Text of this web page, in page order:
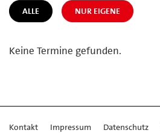
ALLE NUR EIGENE
Keine Termine gefunden.
Kontakt Impressum Datenschutz